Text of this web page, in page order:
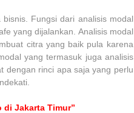
Fungsi dari analisis modal
yang dijalankan. Analisis modal
citra yang baik pula karena
yang termasuk juga analisis
dengan rinci apa saja yang perlu
di Jakarta Timur”